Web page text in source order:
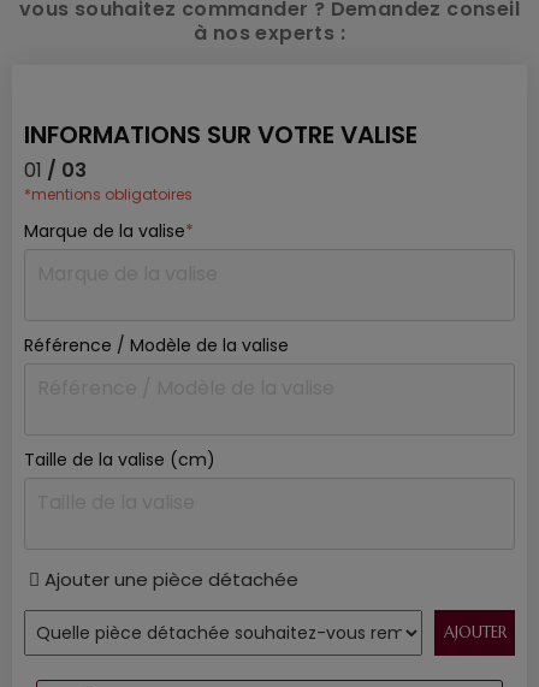
vous souhaitez commander ? Demandez conseil
à nos experts :
INFORMATIONS SUR VOTRE VALISE
01 / 03
*mentions obligatoires
Marque de la valise*
Référence / Modèle de la valise
Taille de la valise (cm)
Ajouter une pièce détachée